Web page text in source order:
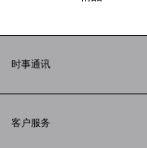
时事通讯
客户服务